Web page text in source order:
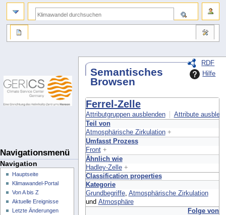
RDF
Hilfe
Semantisches
Browsen
Ferrel-Zelle
Attributgruppen ausblenden
Attribute
Teil von
Atmosphärische Zirkulation +
Umfasst Prozess
Front +
Ähnlich wie
Hadley-Zelle +
Classification properties
Kategorie
Grundbegriffe, Atmosphärische Zirkulation
und Atmosphäre
Folge von
Navigationsmenü
Navigation
Hauptseite
Klimawandel-Portal
Von A bis Z
Aktuelle Ereignisse
Letzte Änderungen